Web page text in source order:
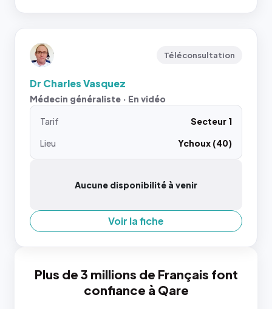
Téléconsultation
Dr Charles Vasquez
Médecin généraliste · En vidéo
Tarif
Secteur 1
Lieu
Ychoux (40)
Aucune disponibilité à venir
Voir la fiche
Plus de 3 millions de Français font
confiance à Qare